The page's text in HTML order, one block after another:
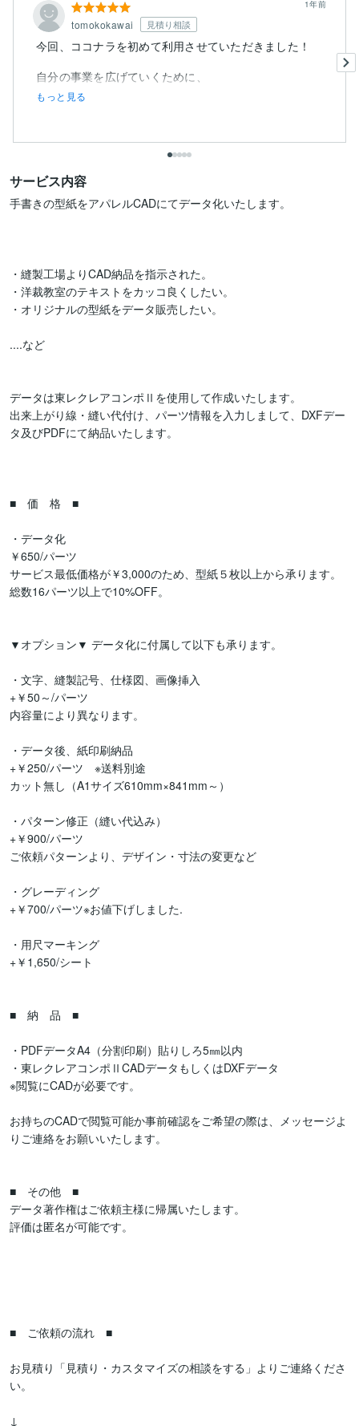
tomokokawai 見積り相談
1年前
今回、ココナラを初めて利用させていただきました！
自分の事業を広げていくために、
もっと見る
サービス内容
手書きの型紙をアパレルCADにてデータ化いたします。
・縫製工場よりCAD納品を指示された。
・洋裁教室のテキストをカッコ良くしたい。
・オリジナルの型紙をデータ販売したい。
....など
データは東レクレアコンポⅡを使用して作成いたします。
出来上がり線・縫い代付け、パーツ情報を入力しまして、DXFデー
タ及びPDFにて納品いたします。
■　価　格　■
・データ化
￥650/パーツ
サービス最低価格が￥3,000のため、型紙５枚以上から承ります。
総数16パーツ以上で10%OFF。
▼オプション▼ データ化に付属して以下も承ります。
・文字、縫製記号、仕様図、画像挿入
+￥50～/パーツ
内容量により異なります。
・データ後、紙印刷納品
+￥250/パーツ　※送料別途
カット無し（A1サイズ610mm×841mm～）
・パターン修正（縫い代込み）
+￥900/パーツ
ご依頼パターンより、デザイン・寸法の変更など
・グレーディング
+￥700/パーツ※お値下げしました.
・用尺マーキング
+￥1,650/シート
■　納　品　■
・PDFデータA4（分割印刷）貼りしろ5㎜以内
・東レクレアコンポⅡCADデータもしくはDXFデータ
※閲覧にCADが必要です。
お持ちのCADで閲覧可能か事前確認をご希望の際は、メッセージよ
りご連絡をお願いいたします。
■　その他　■
データ著作権はご依頼主様に帰属いたします。
評価は匿名が可能です。
■　ご依頼の流れ　■
お見積り「見積り・カスタマイズの相談をする」よりご連絡くださ
い。
↓